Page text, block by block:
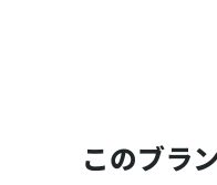
このブラ